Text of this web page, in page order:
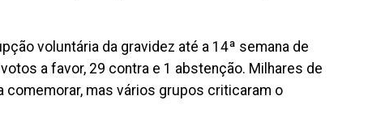
voluntária da gravidez até a 14ª semana de
a favor, 29 contra e 1 abstenção. Milhares de
mas vários grupos criticaram o